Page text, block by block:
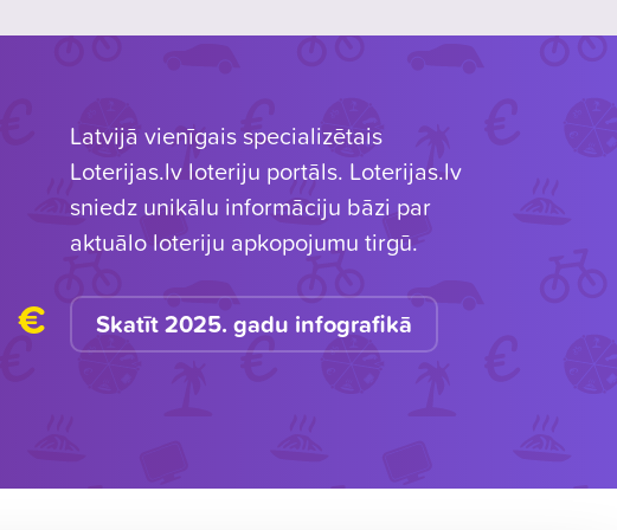
€
Latvijā vienīgais specializētais
Loterijas.lv loteriju portāls. Loterijas.lv
sniedz unikālu informāciju bāzi par
aktuālo loteriju apkopojumu tirgū.
Skatīt 2025. gadu infografikā